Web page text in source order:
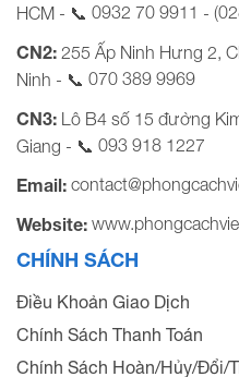
HCM - 📞 0932 70 9911 -
CN2: 255 Ấp Ninh Hưng 2,
Ninh - 📞 070 389 9969
CN3: Lô B4 số 15 đường
Giang - 📞 093 918 1227
Email:
Website:
CHÍNH SÁCH
Điều Khoản Giao Dịch
Chính Sách Thanh Toán
Chính Sách Hoàn/Hủy/Đổi/